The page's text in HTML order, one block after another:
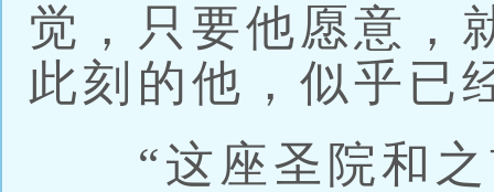
觉，只要他愿意，
此刻的他，似乎已
“这座圣院和之